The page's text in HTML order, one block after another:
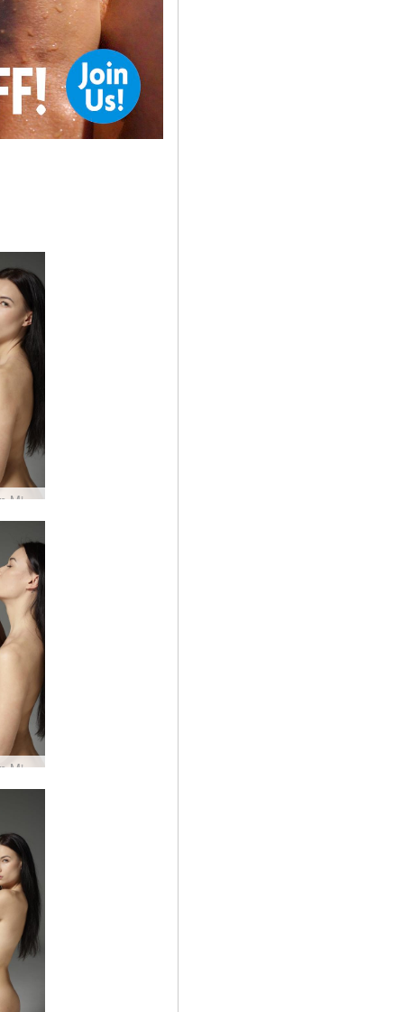
Grace dan Mike harmoni yang manis #36
Grace dan Mike harmoni yang manis #34